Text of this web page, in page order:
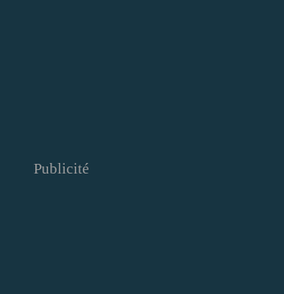
Publicité